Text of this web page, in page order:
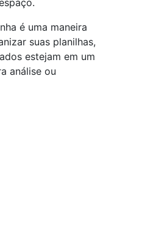
é uma maneira
suas planilhas,
estejam em um
análise ou